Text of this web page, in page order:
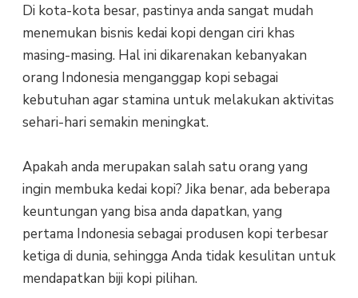
Di kota-kota besar, pastinya anda sangat mudah
menemukan bisnis kedai kopi dengan ciri khas
masing-masing. Hal ini dikarenakan kebanyakan
orang Indonesia menganggap kopi sebagai
kebutuhan agar stamina untuk melakukan aktivitas
sehari-hari semakin meningkat.
Apakah anda merupakan salah satu orang yang
ingin membuka kedai kopi? Jika benar, ada beberapa
keuntungan yang bisa anda dapatkan, yang
pertama Indonesia sebagai produsen kopi terbesar
ketiga di dunia, sehingga Anda tidak kesulitan untuk
mendapatkan biji kopi pilihan.